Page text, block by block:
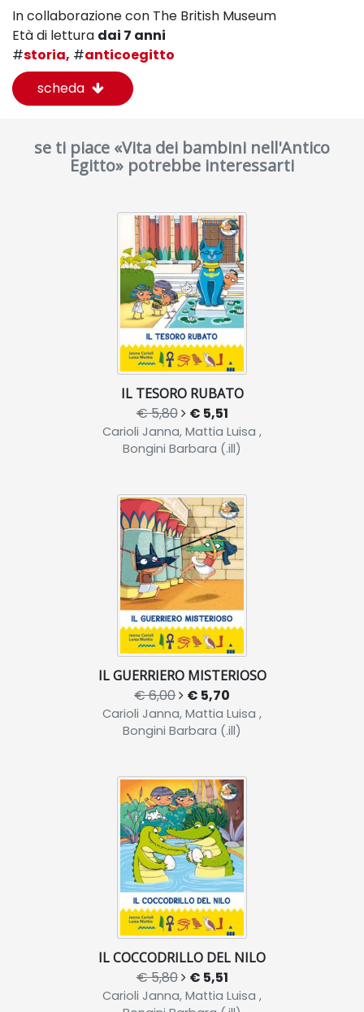
In collaborazione con The British Museum
Età di lettura dai 7 anni
#storia, #anticoegitto
scheda
se ti piace «Vita dei bambini nell'Antico
Egitto» potrebbe interessarti
IL TESORO RUBATO
€ 5,80 € 5,51
Carioli Janna, Mattia Luisa ,
Bongini Barbara (.ill)
IL GUERRIERO MISTERIOSO
€ 6,00 € 5,70
Carioli Janna, Mattia Luisa ,
Bongini Barbara (.ill)
IL COCCODRILLO DEL NILO
€ 5,80 € 5,51
Carioli Janna, Mattia Luisa ,